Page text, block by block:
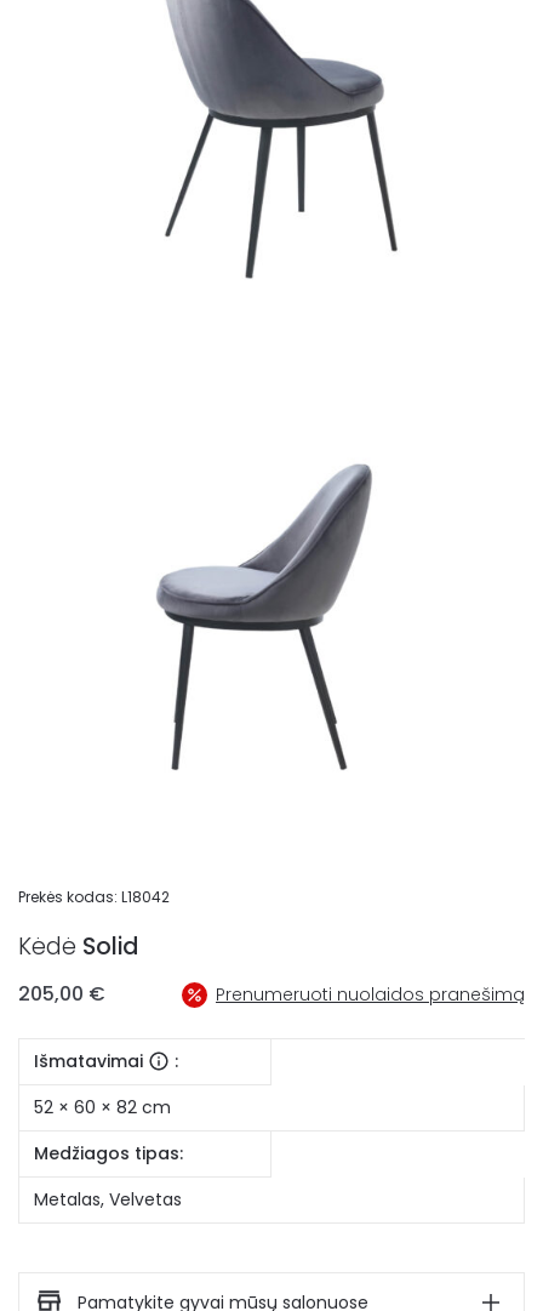
Prekės kodas: L18042
Kėdė Solid
205,00 € Prenumeruoti nuolaidos pranešimą
Išmatavimai
:
52 × 60 × 82 cm
Medžiagos tipas:
Metalas, Velvetas
Pamatykite gyvai mūsų salonuose